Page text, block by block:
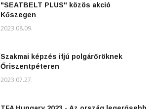
"SEATBELT PLUS" közös akció
Kőszegen
2023.08.09.
Szakmai képzés ifjú polgárőröknek
Őriszentpéteren
2023.07.27.